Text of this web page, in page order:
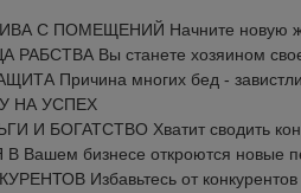
С ПОМЕЩЕНИЙ Начните новую
Вы станете хозяином
Причина многих бед -
НА УСПЕХ
И БОГАТСТВО Хватит сводить
Вашем бизнесе откроются новые
Избавьтесь от конкурентов